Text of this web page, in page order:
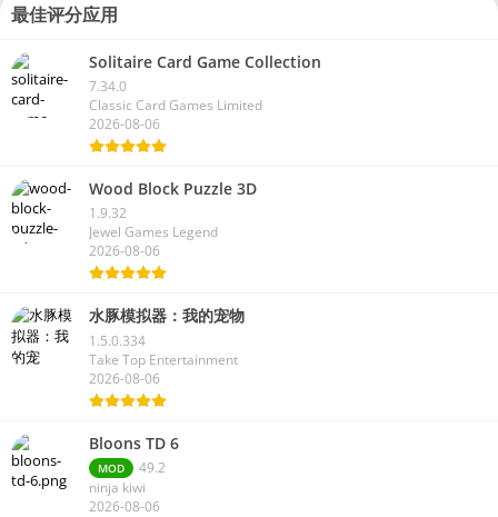
最佳评分应用
Solitaire Card Game Collection
7.34.0
Classic Card Games Limited
2026-08-06
Wood Block Puzzle 3D
1.9.32
Jewel Games Legend
2026-08-06
水豚模拟器：我的宠物
1.5.0.334
Take Top Entertainment
2026-08-06
Bloons TD 6
MOD
49.2
ninja kiwi
2026-08-06